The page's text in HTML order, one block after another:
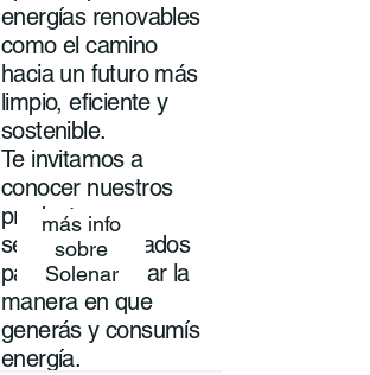
energías renovables
como el camino
hacia un futuro más
limpio, eficiente y
sostenible.
Te invitamos a
conocer nuestros
productos y
servicios pensados
para transformar la
manera en que
generás y consumís
energía.
más info
sobre
Solenar